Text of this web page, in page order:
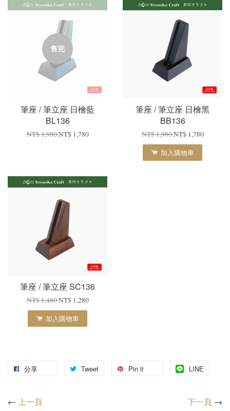
售完
筆座 / 筆立座 日檜藍
BL136
NT$ 1,980NT$ 1,780
筆座 / 筆立座 日檜黑
BB136
NT$ 1,980NT$ 1,780
加入購物車
筆座 / 筆立座 SC136
NT$ 1,480NT$ 1,280
加入購物車
分享 Tweet Pin it LINE
← 上一頁 下一頁 →